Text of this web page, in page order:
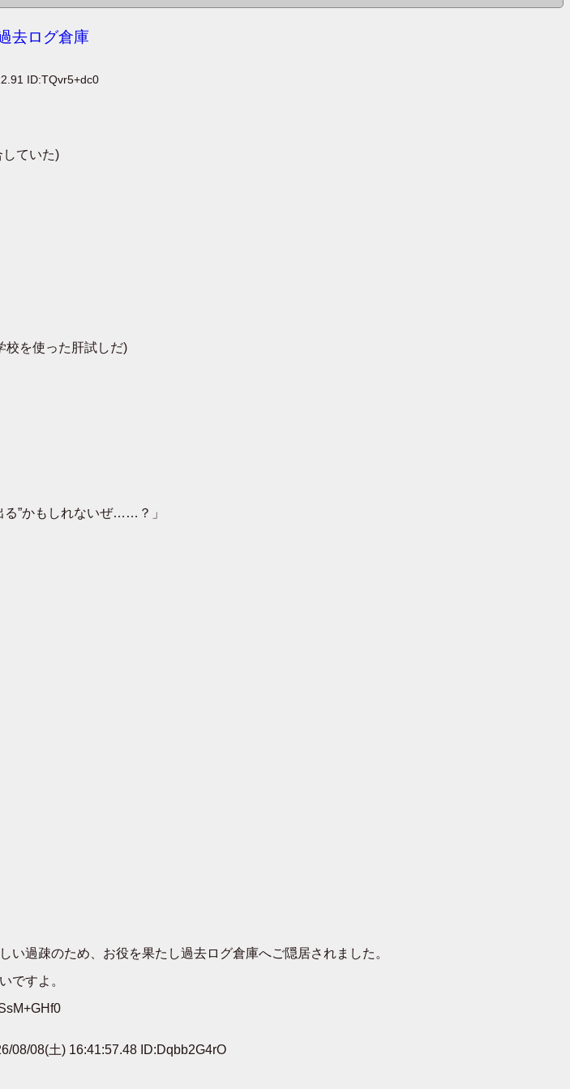
去ログ倉庫
ID:TQvr5+dc0
ていた)
校を使った肝試しだ)
る”かもしれないぜ……？」
過疎のため、お役を果たし過去ログ倉庫へご隠居されました。
ですよ。
08/08(土) 16:41:57.48 ID:Dqbb2G4rO